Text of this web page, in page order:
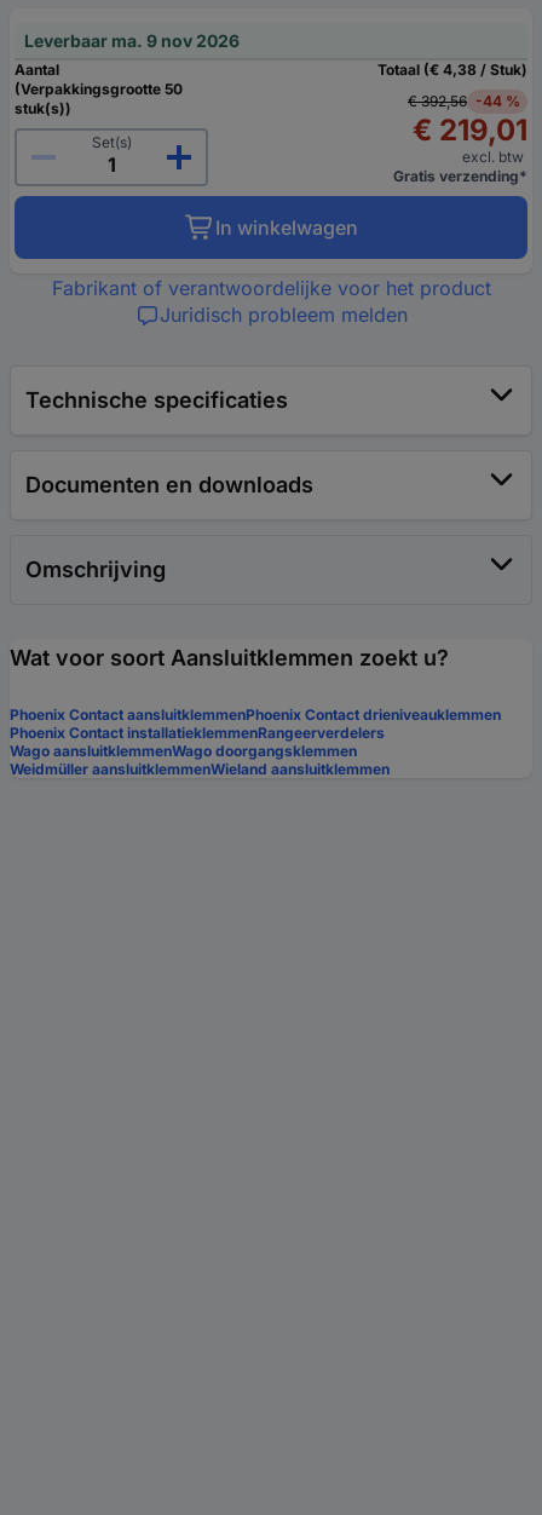
Leverbaar ma. 9 nov 2026
Aantal
(Verpakkingsgrootte 50
stuk(s))
Set(s)
Totaal (€ 4,38 / Stuk)
€ 392,56 -44 %
€ 219,01
excl. btw
Gratis verzending*
In winkelwagen
Fabrikant of verantwoordelijke voor het product
Juridisch probleem melden
Technische specificaties
Documenten en downloads
Omschrijving
Wat voor soort Aansluitklemmen zoekt u?
Phoenix Contact aansluitklemmenPhoenix Contact drieniveauklemmen
Phoenix Contact installatieklemmenRangeerverdelers
Wago aansluitklemmenWago doorgangsklemmen
Weidmüller aansluitklemmenWieland aansluitklemmen